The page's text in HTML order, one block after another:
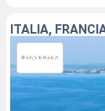
ITALIA,